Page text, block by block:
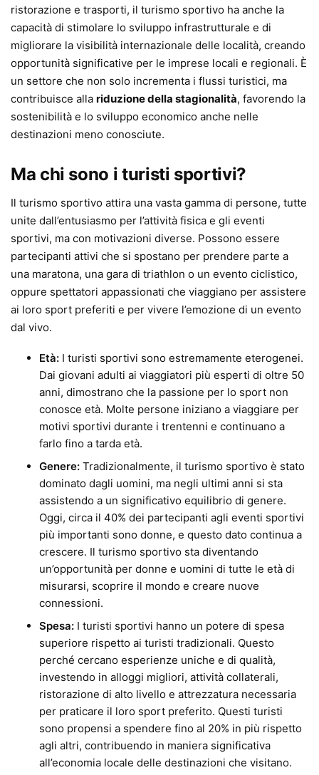
ristorazione e trasporti, il turismo sportivo ha anche la
capacità di stimolare lo sviluppo infrastrutturale e di
migliorare la visibilità internazionale delle località, creando
opportunità significative per le imprese locali e regionali. È
un settore che non solo incrementa i flussi turistici, ma
contribuisce alla riduzione della stagionalità, favorendo la
sostenibilità e lo sviluppo economico anche nelle
destinazioni meno conosciute.
Ma chi sono i turisti sportivi?
Il turismo sportivo attira una vasta gamma di persone, tutte
unite dall’entusiasmo per l’attività fisica e gli eventi
sportivi, ma con motivazioni diverse. Possono essere
partecipanti attivi che si spostano per prendere parte a
una maratona, una gara di triathlon o un evento ciclistico,
oppure spettatori appassionati che viaggiano per assistere
ai loro sport preferiti e per vivere l’emozione di un evento
dal vivo.
Età: I turisti sportivi sono estremamente eterogenei.
Dai giovani adulti ai viaggiatori più esperti di oltre 50
anni, dimostrano che la passione per lo sport non
conosce età. Molte persone iniziano a viaggiare per
motivi sportivi durante i trentenni e continuano a
farlo fino a tarda età.
Genere: Tradizionalmente, il turismo sportivo è stato
dominato dagli uomini, ma negli ultimi anni si sta
assistendo a un significativo equilibrio di genere.
Oggi, circa il 40% dei partecipanti agli eventi sportivi
più importanti sono donne, e questo dato continua a
crescere. Il turismo sportivo sta diventando
un’opportunità per donne e uomini di tutte le età di
misurarsi, scoprire il mondo e creare nuove
connessioni.
Spesa: I turisti sportivi hanno un potere di spesa
superiore rispetto ai turisti tradizionali. Questo
perché cercano esperienze uniche e di qualità,
investendo in alloggi migliori, attività collaterali,
ristorazione di alto livello e attrezzatura necessaria
per praticare il loro sport preferito. Questi turisti
sono propensi a spendere fino al 20% in più rispetto
agli altri, contribuendo in maniera significativa
all’economia locale delle destinazioni che visitano.